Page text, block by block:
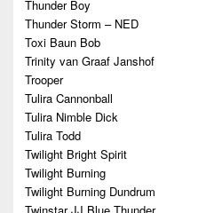
Thunder Boy
Thunder Storm – NED
Toxi Baun Bob
Trinity van Graaf Janshof
Trooper
Tulira Cannonball
Tulira Nimble Dick
Tulira Todd
Twilight Bright Spirit
Twilight Burning
Twilight Burning Dundrum
Twinstar JJ Blue Thunder